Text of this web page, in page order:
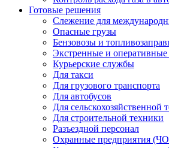
Готовые решения
Слежение для
Опасные грузы
Бензовозы и
Экстренные и
Курьерские службы
Для такси
Для грузового транспорта
Для автобусов
Для сельскохозяйственной
Для строительной техники
Разъездной персонал
Охранные предприятия